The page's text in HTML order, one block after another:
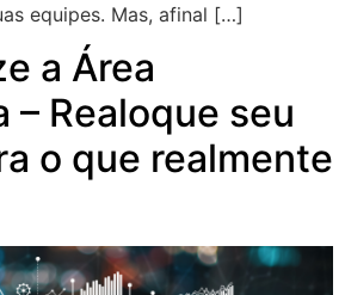
equipes. Mas, afinal […]
a Área
– Realoque seu
o que realmente